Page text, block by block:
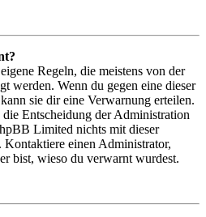
Regeln, die meistens von der
werden. Wenn du gegen eine dieser
sie dir eine Verwarnung erteilen.
die Entscheidung der Administration
Limited nichts mit dieser
einen Administrator,
bist, wieso du verwarnt wurdest.